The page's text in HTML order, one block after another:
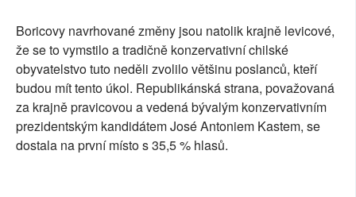
Boricovy navrhované změny jsou natolik krajně levicové,
že se to vymstilo a tradičně konzervativní chilské
obyvatelstvo tuto neděli zvolilo většinu poslanců, kteří
budou mít tento úkol. Republikánská strana, považovaná
za krajně pravicovou a vedená bývalým konzervativním
prezidentským kandidátem José Antoniem Kastem, se
dostala na první místo s 35,5 % hlasů.